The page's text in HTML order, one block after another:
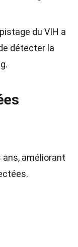
du VIH a
détecter la
améliorant